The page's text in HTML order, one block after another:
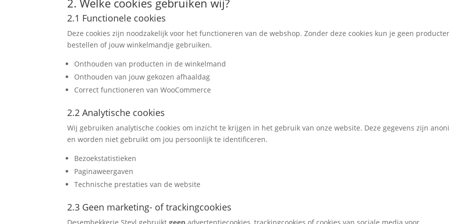
2.1 Functionele cookies
Deze cookies zijn noodzakelijk voor het functioneren van de webshop. Zonder deze cookies kun je geen
bestellen of jouw winkelmandje gebruiken.
Onthouden van producten in de winkelmand
Onthouden van jouw gekozen afhaaldag
Correct functioneren van WooCommerce
2.2 Analytische cookies
Wij gebruiken analytische cookies om inzicht te krijgen in het gebruik van onze website. Deze gegevens zijn
en worden niet gebruikt om jou persoonlijk te identificeren.
Bezoekstatistieken
Paginaweergaven
Technische prestaties van de website
2.3 Geen marketing- of trackingcookies